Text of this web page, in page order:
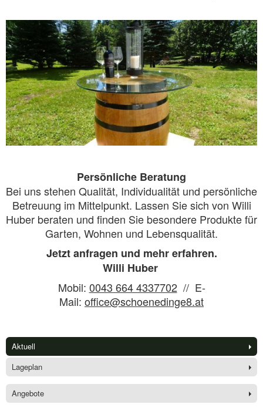
Persönliche Beratung
Bei uns stehen Qualität, Individualität und persönliche
Betreuung im Mittelpunkt. Lassen Sie sich von Willi
Huber beraten und finden Sie besondere Produkte für
Garten, Wohnen und Lebensqualität.
Jetzt anfragen und mehr erfahren.
Willi Huber
Mobil: 0043 664 4337702// E-
Mail: office@schoenedinge8.at
Aktuell
Lageplan
Angebote